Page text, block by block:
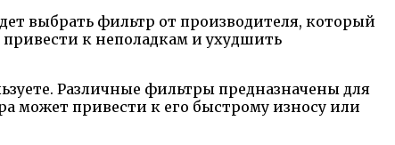
выбрать фильтр от производителя, который
к неполадкам и ухудшить
Различные фильтры предназначены для
может привести к его быстрому износу или